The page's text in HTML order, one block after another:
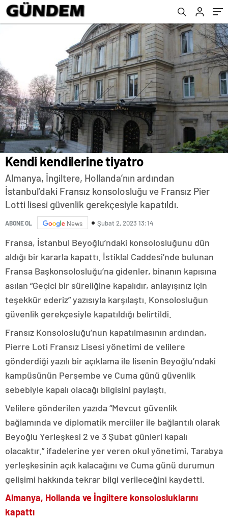
Kendi kendilerine tiyatro
Almanya, İngiltere, Hollanda’nın ardından
İstanbul’daki Fransız konsolosluğu ve Fransız Pier
Lotti lisesi güvenlik gerekçesiyle kapatıldı.
ABONE OL News Şubat 2, 2023 13:14
Fransa, İstanbul Beyoğlu’ndaki konsolosluğunu dün
aldığı bir kararla kapattı. İstiklal Caddesi’nde bulunan
Fransa Başkonsolosluğu’na gidenler, binanın kapısına
asılan “Geçici bir süreliğine kapalıdır, anlayışınız için
teşekkür ederiz” yazısıyla karşılaştı. Konsolosluğun
güvenlik gerekçesiyle kapatıldığı belirtildi.
Fransız Konsolosluğu’nun kapatılmasının ardından,
Pierre Loti Fransız Lisesi yönetimi de velilere
gönderdiği yazılı bir açıklama ile lisenin Beyoğlu’ndaki
kampüsünün Perşembe ve Cuma günü güvenlik
sebebiyle kapalı olacağı bilgisini paylaştı.
Velilere gönderilen yazıda “Mevcut güvenlik
bağlamında ve diplomatik merciiler ile bağlantılı olarak
Beyoğlu Yerleşkesi 2 ve 3 Şubat günleri kapalı
olacaktır.” ifadelerine yer veren okul yönetimi, Tarabya
yerleşkesinin açık kalacağını ve Cuma günü durumun
gelişimi hakkında tekrar bilgi verileceğini kaydetti.
Almanya, Hollanda ve İngiltere konsolosluklarını
kapattı